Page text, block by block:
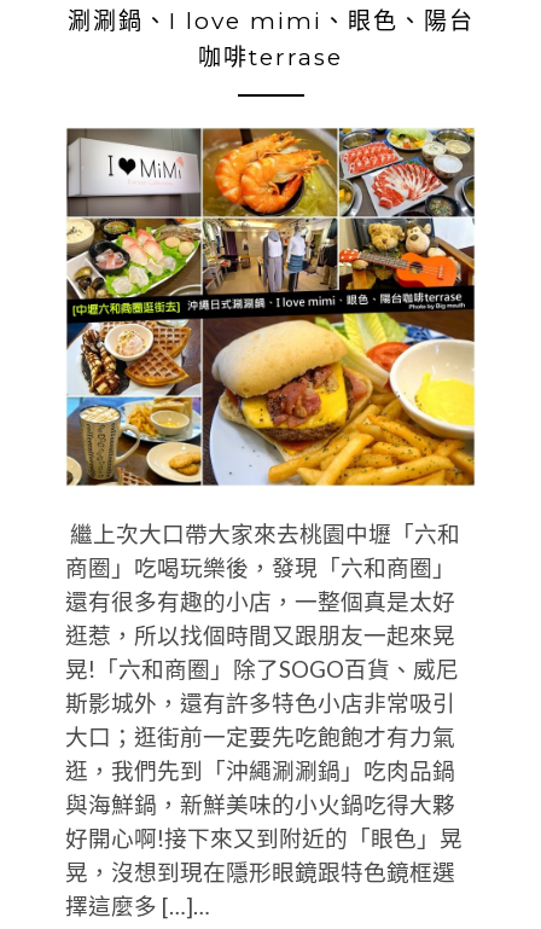
涮涮鍋、I love mimi、眼色、陽台
咖啡terrase
繼上次大口帶大家來去桃園中壢「六和
商圈」吃喝玩樂後，發現「六和商圈」
還有很多有趣的小店，一整個真是太好
逛惹，所以找個時間又跟朋友一起來晃
晃!「六和商圈」除了SOGO百貨、威尼
斯影城外，還有許多特色小店非常吸引
大口；逛街前一定要先吃飽飽才有力氣
逛，我們先到「沖繩涮涮鍋」吃肉品鍋
與海鮮鍋，新鮮美味的小火鍋吃得大夥
好開心啊!接下來又到附近的「眼色」晃
晃，沒想到現在隱形眼鏡跟特色鏡框選
擇這麼多 […]…